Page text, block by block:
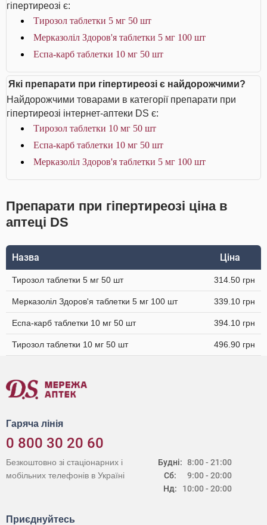
гіпертиреозі є:
Тирозол таблетки 5 мг 50 шт
Мерказоліл Здоров'я таблетки 5 мг 100 шт
Еспа-карб таблетки 10 мг 50 шт
Які препарати при гіпертиреозі є найдорожчими?
Найдорожчими товарами в категорії препарати при
гіпертиреозі інтернет-аптеки DS є:
Тирозол таблетки 10 мг 50 шт
Еспа-карб таблетки 10 мг 50 шт
Мерказоліл Здоров'я таблетки 5 мг 100 шт
Препарати при гіпертиреозі ціна в
аптеці DS
Назва Ціна
Тирозол таблетки 5 мг 50 шт 314.50 грн
Мерказоліл Здоров'я таблетки 5 мг 100 шт 339.10 грн
Еспа-карб таблетки 10 мг 50 шт 394.10 грн
Тирозол таблетки 10 мг 50 шт 496.90 грн
Гаряча лінія
0 800 30 20 60
Будні:
Сб:
Нд:
8:00 - 21:00
9:00 - 20:00
10:00 - 20:00
Безкоштовно зі стаціонарних і
мобільних телефонів в Україні
Приєднуйтесь